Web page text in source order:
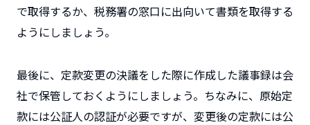
で取得するか、税務署の窓口に出向いて書類を取得する
ようにしましょう。
最後に、定款変更の決議をした際に作成した議事録は会
社で保管しておくようにしましょう。ちなみに、原始定
款には公証人の認証が必要ですが、変更後の定款には公